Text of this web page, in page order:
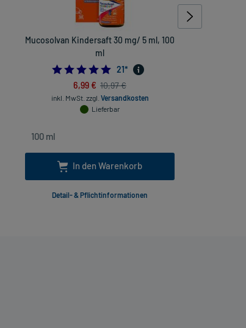
Mucosolvan Kindersaft 30 mg/ 5 ml, 100
ml
4.857142857142857
21*
6,99 € 10,97 €
inkl. MwSt. zzgl. Versandkosten
Lieferbar
In den Warenkorb
Detail- & Pflichtinformationen